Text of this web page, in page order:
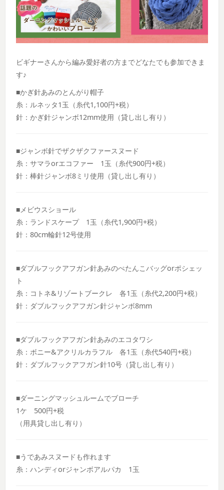
ビギナーさんから編み愛好者の方までどなたでも参加できま
す♪
■かぎ針あみのとんがり帽子
糸：ルネッタ1玉（糸代1,100円+税）
針：かぎ針ジャンボ12mm使用（貸し出し有り）
■ジャンボ針でザクザクファースヌード
糸：サマラorエコファー 1玉（糸代900円+税）
針：棒針ジャンボ8ミリ使用（貸し出し有り）
■メビウスショール
糸：ランドスケープ 1玉（糸代1,900円+税）
針：80cm輪針12号使用
■ダブルフックアフガン針あみのぺたんこバッグorポシェッ
ト
糸：コトネ&リゾートブークレ 各1玉（糸代2,200円+税）
針：ダブルフックアフガン針ジャンボ8mm
■ダブルフックアフガン針あみのエコタワシ
糸：ボニー&アクリルカラフル 各1玉（糸代540円+税）
針：ダブルフックアフガン針10号（貸し出し有り）
■ダーニングマッシュルームでブローチ
1ケ 500円+税
（用具貸し出し有り）
■うであみスヌードも作れます
糸：ハンディorジャンボアルパカ 1玉